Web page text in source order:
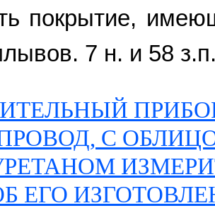
покрытие,
7 н. и 58
С
ЕГО